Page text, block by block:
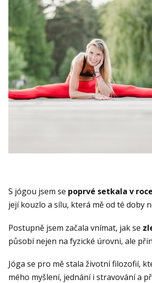
S jógou jsem se poprvé setkala v
její kouzlo a sílu, která mě od té doby
Postupně jsem začala vnímat, jak se
působí nejen na fyzické úrovni, ale
Jóga se pro mě stala životní filozofií,
mého myšlení, jednání i stravování a